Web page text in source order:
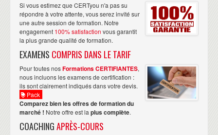
Si vous estimez que CERTyou n'a pas su
répondre à votre attente, vous serez invité sur
une autre session de formation. Notre
engagement 100% satisfaction vous garantit
la plus grande qualité de formation.
EXAMENS COMPRIS DANS LE TARIF
Pour toutes nosFormations CERTIFIANTES,
nous incluons les examens de certification :
ils sont clairement indiqués dans votre devis.
Pack
Comparez bien les offres de formation du
marché ! Notre offre est la plus complète.
COACHINGAPRÈS-COURS